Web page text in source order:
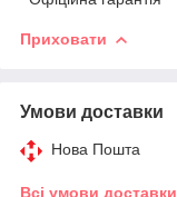
Приховати
Умови доставки
Нова Пошта
Всі умови доставки